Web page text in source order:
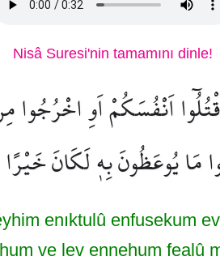
Nisâ Suresi'nin tamamını dinle!
اَنْفُسَكُمْ اَوِ اخْرُجُوا
مَا يُوعَظُونَ بِه۪ لَكَانَ
enıktulû enfusekum
ve lev ennehum fealû